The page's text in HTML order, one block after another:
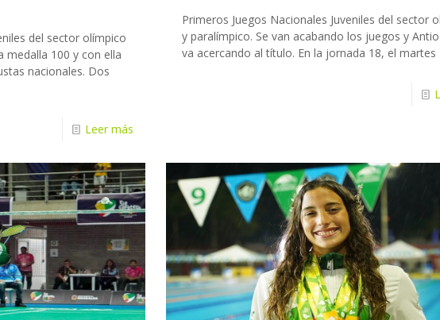
del sector olímpico
medalla 100 y con ella
nacionales. Dos
Leer más
Primeros Juegos Nacionales Juveniles del sector
y paralímpico. Se van acabando los juegos y
va acercando al título. En la jornada 18, el martes